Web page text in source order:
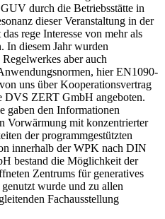
durch die Betriebsstätte in
dieser Veranstaltung in der
rege Interesse von mehr als
In diesem Jahr wurden
aber auch
hier EN1090-
uns über Kooperationsvertrag
DVS ZERT GmbH angeboten.
gaben den Informationen
Vorwärmung mit konzentrierter
der programmgestützten
innerhalb der WPK nach DIN
bestand die Möglichkeit der
Zentrums für generatives
wurde und zu allen
Fachausstellung